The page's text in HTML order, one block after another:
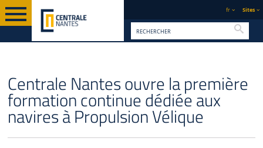
fr Sites
Centrale Nantes ouvre la première
formation continue dédiée aux
navires à Propulsion Vélique